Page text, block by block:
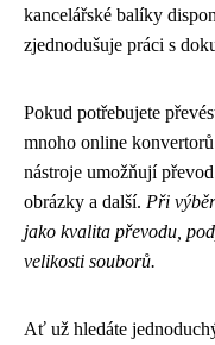
kancelářské balíky
zjednodušuje práci s
Pokud potřebujete
mnoho online
nástroje umožňují
obrázky a další. Při
jako kvalita převodu,
velikosti souborů.
Ať už hledáte